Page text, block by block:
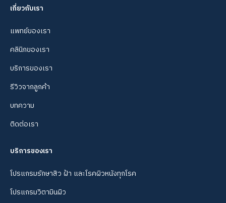
เกี่ยวกับเรา
แพทย์ของเรา
คลินิกของเรา
บริการของเรา
รีวิวจากลูกค้า
บทความ
ติดต่อเรา
บริการของเรา
โปรแกรมรักษาสิว ฝ้า และโรคผิวหนังทุกโรค
โปรแกรมวิตามินผิว